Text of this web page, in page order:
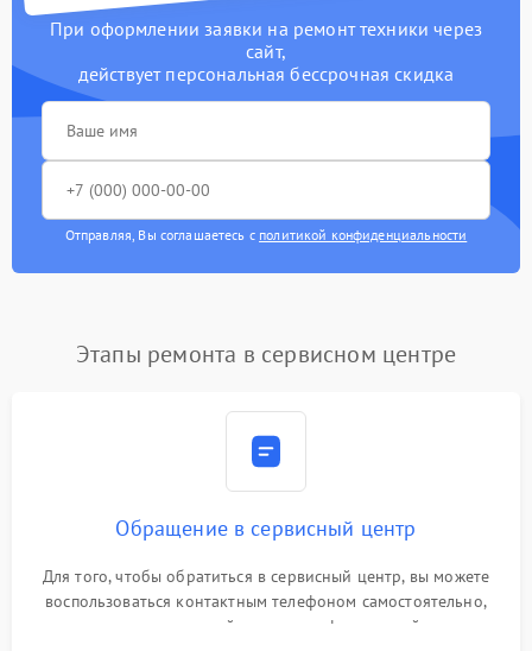
При оформлении заявки на ремонт техники через
сайт,
действует персональная бессрочная скидка
Отправляя, Вы соглашаетесь с политикой конфиденциальности
Этапы ремонта в сервисном центре
Обращение в сервисный центр
Для того, чтобы обратиться в сервисный центр, вы можете
воспользоваться контактным телефоном самостоятельно,
или оставить свой номер телефона на сайте